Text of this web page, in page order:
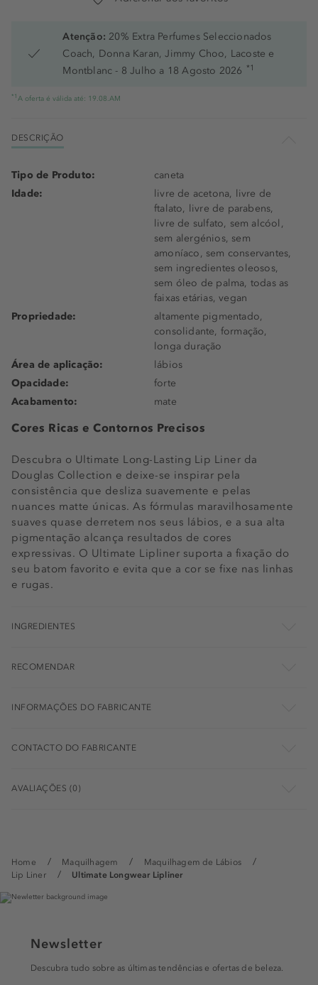
Home Maquilhagem
Maquilhagem de Lábios
Lip Liner
Ultimate Longwear Lipliner
Atenção: 20% Extra Perfumes Seleccionados
Coach, Donna Karan, Jimmy Choo, Lacoste e
Montblanc - 8 Julho a 18 Agosto 2026 *1
*1 A oferta é válida até: 19.08.AM
DESCRIÇÃO
Cores Ricas e Contornos Precisos
Descubra o Ultimate Long-Lasting Lip Liner da
Douglas Collection e deixe-se inspirar pela
consistência que desliza suavemente e pelas
nuances matte únicas. As fórmulas maravilhosamente
suaves quase derretem nos seus lábios, e a sua alta
pigmentação alcança resultados de cores
expressivas. O Ultimate Lipliner suporta a fixação do
seu batom favorito e evita que a cor se fixe nas linhas
e rugas.
Tipo de Produto:
caneta
Idade:
livre de acetona, livre de
ftalato, livre de parabens,
livre de sulfato, sem alcóol,
sem alergénios, sem
amoníaco, sem conservantes,
sem ingredientes oleosos,
sem óleo de palma, todas as
faixas etárias, vegan
Propriedade:
altamente pigmentado,
consolidante, formação,
longa duração
Área de aplicação:
lábios
Opacidade:
forte
Acabamento:
mate
INGREDIENTES
RECOMENDAR
INFORMAÇÕES DO FABRICANTE
CONTACTO DO FABRICANTE
AVALIAÇÕES (0)
Newsletter
Descubra tudo sobre as últimas tendências e ofertas de beleza.